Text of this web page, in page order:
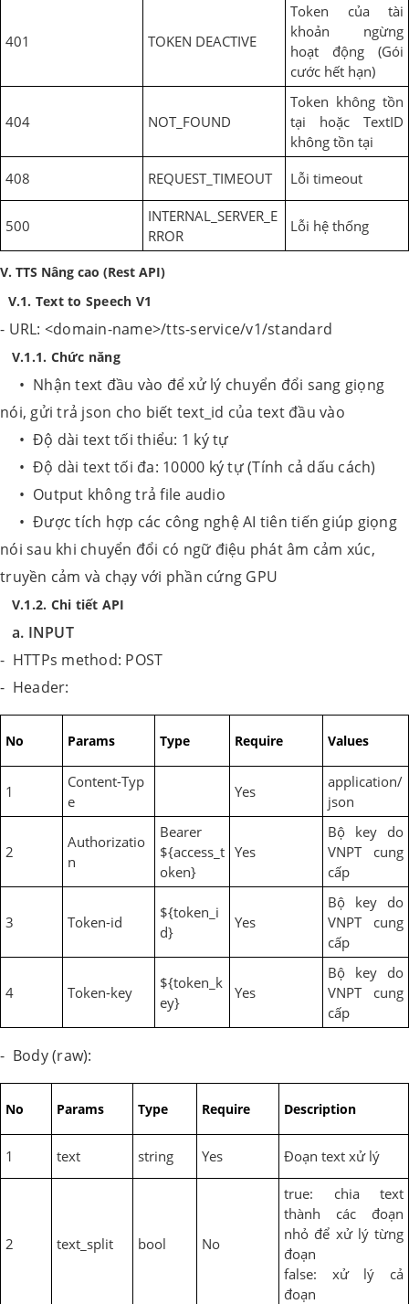
401 TOKEN DEACTIVE
Token của tài
khoản ngừng
hoạt động (Gói
cước hết hạn)
404 NOT_FOUND
Token không tồn
tại hoặc TextID
không tồn tại
408
REQUEST_TIMEOUT Lỗi timeout
500
INTERNAL_SERVER_E
RROR
Lỗi hệ thống
V. TTS Nâng cao (Rest API)
V.1. Text to Speech V1
- URL: <domain-name>/tts-service/v1/standard
V.1.1. Chức năng
• Nhận text đầu vào để xử lý chuyển đổi sang giọng
nói, gửi trả json cho biết text_id của text đầu vào
• Độ dài text tối thiểu: 1 ký tự
• Độ dài text tối đa: 10000 ký tự (Tính cả dấu cách)
• Output không trả file audio
• Được tích hợp các công nghệ AI tiên tiến giúp giọng
nói sau khi chuyển đổi có ngữ điệu phát âm cảm xúc,
truyền cảm và chạy với phần cứng GPU
V.1.2. Chi tiết API
a. INPUT
- HTTPs method: POST
- Header:
No Params Type Require Values
1
Content-Typ
e
Yes
application/
json
2
Authorizatio
n
Bearer
${access_t
oken}
Yes
Bộ key do
VNPT cung
cấp
3 Token-id
${token_i
d}
Yes
Bộ key do
VNPT cung
cấp
4 Token-key
${token_k
ey}
Yes
Bộ key do
VNPT cung
cấp
- Body (raw):
No Params Type Require Description
1 text string Yes Đoạn text xử lý
2 text_split bool No
true: chia text
thành các đoạn
nhỏ để xử lý từng
đoạn
false: xử lý cả
đoạn